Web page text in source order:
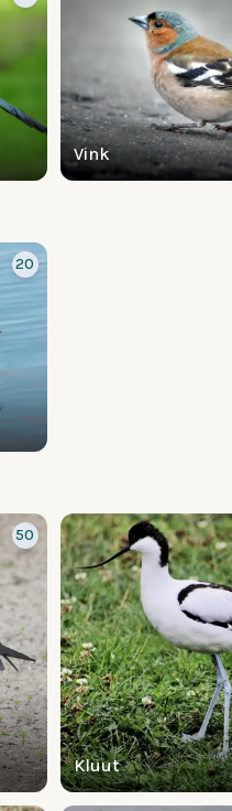
Vink
20
50
Kluut